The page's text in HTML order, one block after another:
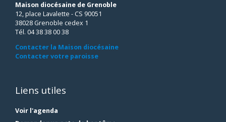
Maison diocésaine de Grenoble
12, place Lavalette - CS 90051
38028 Grenoble cedex 1
Tél. 04 38 38 00 38
Contacter la Maison diocésaine
Contacter votre paroisse
Liens utiles
Voir l'agenda